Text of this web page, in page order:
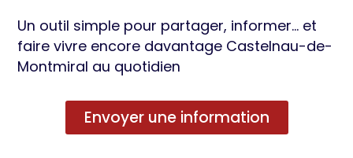
Un outil simple pour partager, informer… et
faire vivre encore davantage Castelnau-de-
Montmiral au quotidien
Envoyer une information